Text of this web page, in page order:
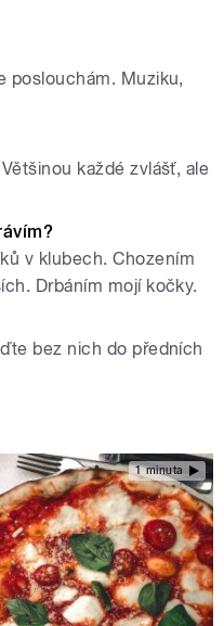
poslouchám. Muziku,
každé zvlášť, ale
v klubech. Chozením
Drbáním mojí kočky.
bez nich do předních
1 minuta